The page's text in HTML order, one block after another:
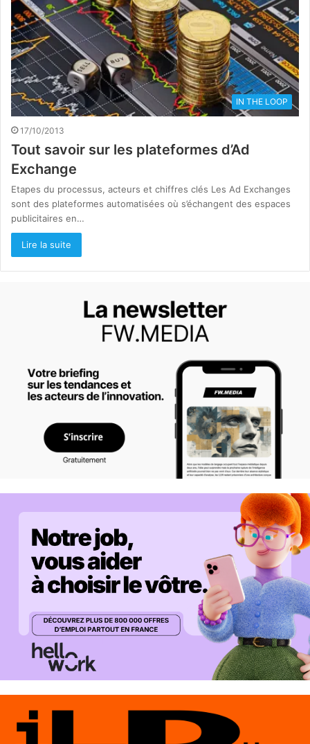
IN THE LOOP
17/10/2013
Tout savoir sur les plateformes d’Ad
Exchange
Etapes du processus, acteurs et chiffres clés Les Ad Exchanges
sont des plateformes automatisées où s’échangent des espaces
publicitaires en…
Lire la suite